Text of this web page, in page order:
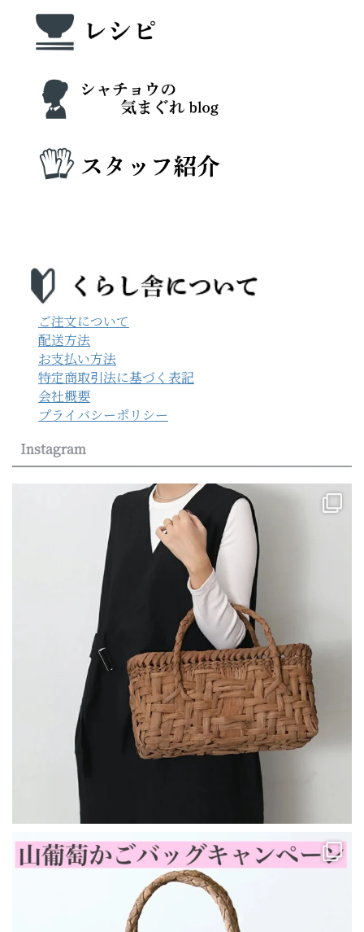
ご注文について
配送方法
お支払い方法
特定商取引法に基づく表記
会社概要
プライバシーポリシー
Instagram